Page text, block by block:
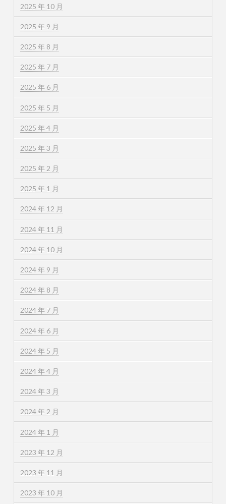
2025 年 10 月
2025 年 9 月
2025 年 8 月
2025 年 7 月
2025 年 6 月
2025 年 5 月
2025 年 4 月
2025 年 3 月
2025 年 2 月
2025 年 1 月
2024 年 12 月
2024 年 11 月
2024 年 10 月
2024 年 9 月
2024 年 8 月
2024 年 7 月
2024 年 6 月
2024 年 5 月
2024 年 4 月
2024 年 3 月
2024 年 2 月
2024 年 1 月
2023 年 12 月
2023 年 11 月
2023 年 10 月